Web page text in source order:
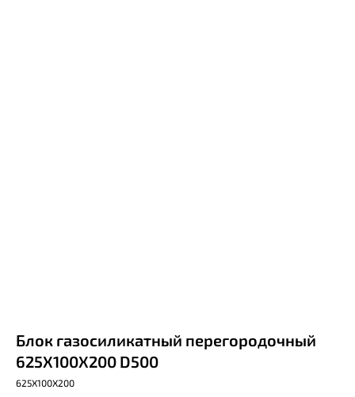
Блок газосиликатный перегородочный
625Х100Х200 D500
625Х100Х200